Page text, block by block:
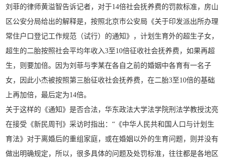
刘菲的律师黄溢智告诉记者，对于14倍社会抚养费的罚款标准，房山
区公安分局给出的解释是，按照北京市公安局《关于印发派出所办理
常住户口登记工作规范（试行）的通知》，计划生育外的超生子女，
超生的二胎按照社会平均年收入3至10倍征收社会抚养费，如果再超
生，则要加倍。因为刘菲与李某在各自之前的婚姻中各育有一名子
女，因此小杰被按照第三胎征收社会抚养费，在二胎3至10倍的基础
上再加倍，最后定为14倍。
关于这样的《通知》是否合法，华东政法大学法学院刑法学教授沈亮
在接受《新民周刊》采访时指出：“《中华人民共和国人口与计划生
育法》对于离婚后的重组家庭，或在婚姻以外的生育问题，则并没有
做出明确规定，所以，很多具体的问题及处罚标准，往往都是各地区